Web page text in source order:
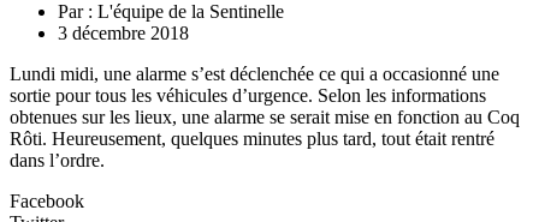
Par : L'équipe de la Sentinelle
3 décembre 2018
Lundi midi, une alarme s’est déclenchée ce qui a occasionné une
sortie pour tous les véhicules d’urgence. Selon les informations
obtenues sur les lieux, une alarme se serait mise en fonction au Coq
Rôti. Heureusement, quelques minutes plus tard, tout était rentré
dans l’ordre.
Facebook